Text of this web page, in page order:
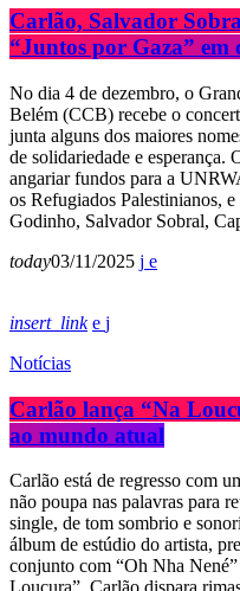
Carlão, Salvador
“Juntos por Gaza”
No dia 4 de dezembro, o
Belém (CCB) recebe o
junta alguns dos maiores
de solidariedade e esperança.
angariar fundos para a
os Refugiados Palestinianos,
Godinho, Salvador Sobral,
today03/11/2025
insert_link
Notícias
Carlão lança “Na
ao mundo atual
Carlão está de regresso com
não poupa nas palavras para
single, de tom sombrio e
álbum de estúdio do artista,
conjunto com “Oh Nha